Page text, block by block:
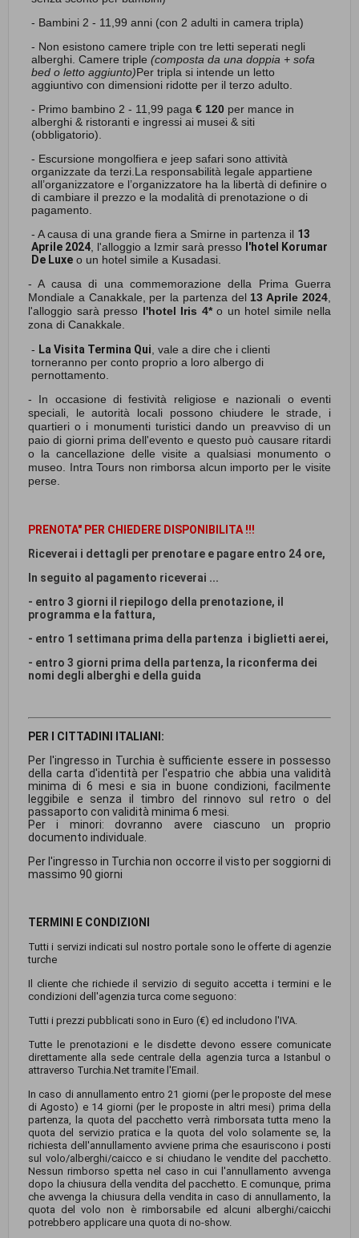
- Bambini 2 - 11,99 anni (con 2 adulti in camera tripla)
- Non esistono camere triple con tre letti seperati negli
alberghi. Camere triple (composta da una doppia + sofa
bed o letto aggiunto)Per tripla si intende un letto
aggiuntivo con dimensioni ridotte per il terzo adulto.
- Primo bambino 2 - 11,99 paga € 120 per mance in
alberghi & ristoranti e ingressi ai musei & siti
(obbligatorio).
- Escursione mongolfiera e jeep safari sono attività
organizzate da terzi.La responsabilità legale appartiene
all’organizzatore e l’organizzatore ha la libertà di definire o
di cambiare il prezzo e la modalità di prenotazione o di
pagamento.
- A causa di una grande fiera a Smirne in partenza il 13
Aprile 2024 , l'alloggio a Izmir sarà presso l'hotel Korumar
De Luxe o un hotel simile a Kusadasi.
- A causa di una commemorazione della Prima Guerra
Mondiale a Canakkale, per la partenza del 13 Aprile 2024
l'alloggio sarà presso l'hotel Iris 4* o un hotel simile nella
zona di Canakkale.
- La Visita Termina Qui , vale a dire che i clienti
torneranno per conto proprio a loro albergo di
pernottamento.
- In occasione di festività religiose e nazionali o eventi
speciali, le autorità locali possono chiudere le strade, i
quartieri o i monumenti turistici dando un preavviso di un
paio di giorni prima dell'evento e questo può causare ritardi
o la cancellazione delle visite a qualsiasi monumento o
museo. Intra Tours non rimborsa alcun importo per le visite
perse.
PRENOTA" PER CHIEDERE DISPONIBILITA !!!
Riceverai i dettagli per prenotare e pagare entro 24 ore,
In seguito al pagamento riceverai ...
- entro 3 giorni il riepilogo della prenotazione, il
programma e la fattura,
- entro 1 settimana prima della partenza i biglietti aerei,
- entro 3 giorni prima della partenza, la riconferma dei
nomi degli alberghi e della guida
PER I CITTADINI ITALIANI:
Per l'ingresso in Turchia è sufficiente essere in possesso
della carta d'identità per l'espatrio che abbia una validità
minima di 6 mesi e sia in buone condizioni, facilmente
leggibile e senza il timbro del rinnovo sul retro o del
passaporto con validità minima 6 mesi.
Per i minori: dovranno avere ciascuno un proprio
documento individuale.
Per l'ingresso in Turchia non occorre il visto per soggiorni di
massimo 90 giorni
TERMINI E CONDIZIONI
Tutti i servizi indicati sul nostro portale sono le offerte di agenzie
turche
Il cliente che richiede il servizio di seguito accetta i termini e le
condizioni dell'agenzia turca come seguono:
Tutti i prezzi pubblicati sono in Euro (€) ed includono l'IVA.
Tutte le prenotazioni e le disdette devono essere comunicate
direttamente alla sede centrale della agenzia turca a Istanbul o
attraverso Turchia.Net tramite l'Email.
In caso di annullamento entro 21 giorni (per le proposte del mese
di Agosto) e 14 giorni (per le proposte in altri mesi) prima della
partenza, la quota del pacchetto verrà rimborsata tutta meno la
quota del servizio pratica e la quota del volo solamente se, la
richiesta dell'annullamento avviene prima che esauriscono i posti
sul volo/alberghi/caicco e si chiudano le vendite del pacchetto.
Nessun rimborso spetta nel caso in cui l'annullamento avvenga
dopo la chiusura della vendita del pacchetto. E comunque, prima
che avvenga la chiusura della vendita in caso di annullamento, la
quota del volo non è rimborsabile ed alcuni alberghi/caicchi
potrebbero applicare una quota di no-show.